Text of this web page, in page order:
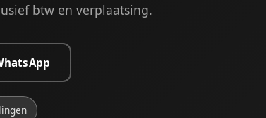
btw en verplaatsing.